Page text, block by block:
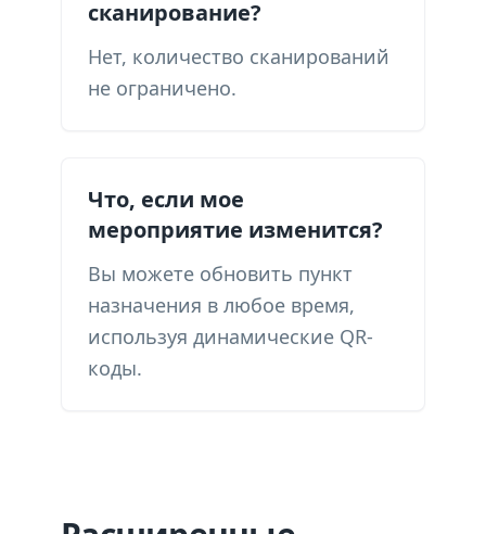
сканирование?
Нет, количество сканирований
не ограничено.
Что, если мое
мероприятие изменится?
Вы можете обновить пункт
назначения в любое время,
используя динамические QR-
коды.